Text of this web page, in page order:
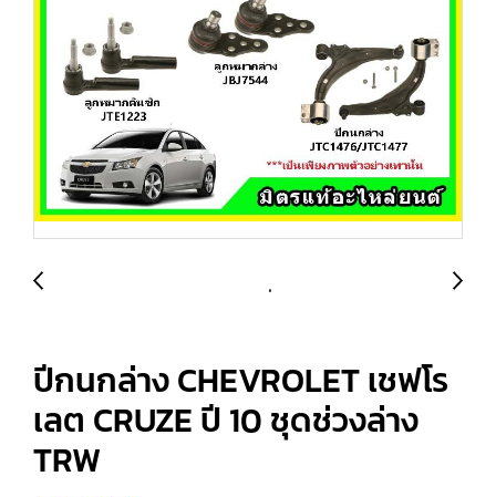
ปีกนกล่าง CHEVROLET เชฟโร
เลต CRUZE ปี 10 ชุดช่วงล่าง
TRW